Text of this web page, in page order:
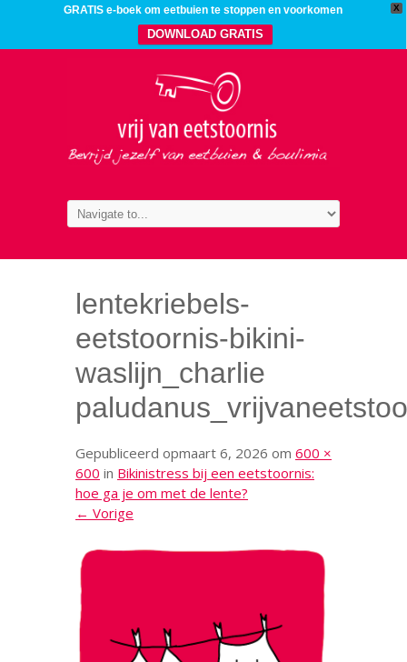
X
GRATIS e-boek om eetbuien te stoppen en voorkomen
DOWNLOAD GRATIS
lentekriebels-
eetstoornis-bikini-
waslijn_charlie
Gepubliceerd opmaart 6, 2026 om 600 ×
600 in Bikinistress bij een eetstoornis:
hoe ga je om met de lente?
← Vorige